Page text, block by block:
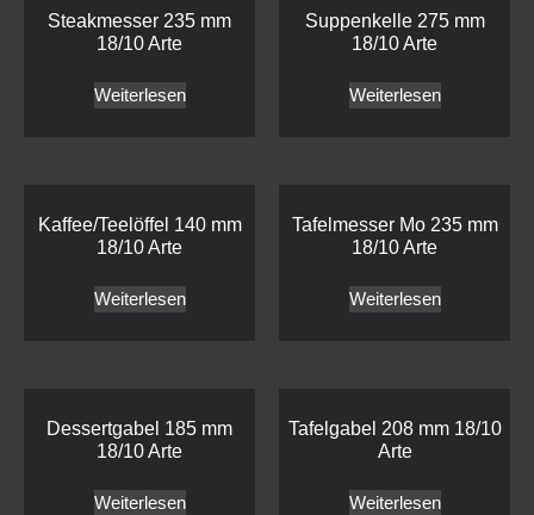
Steakmesser 235 mm
18/10 Arte
Weiterlesen
Suppenkelle 275 mm
18/10 Arte
Weiterlesen
Kaffee/Teelöffel 140 mm
18/10 Arte
Weiterlesen
Tafelmesser Mo 235 mm
18/10 Arte
Weiterlesen
Dessertgabel 185 mm
18/10 Arte
Weiterlesen
Tafelgabel 208 mm 18/10
Arte
Weiterlesen